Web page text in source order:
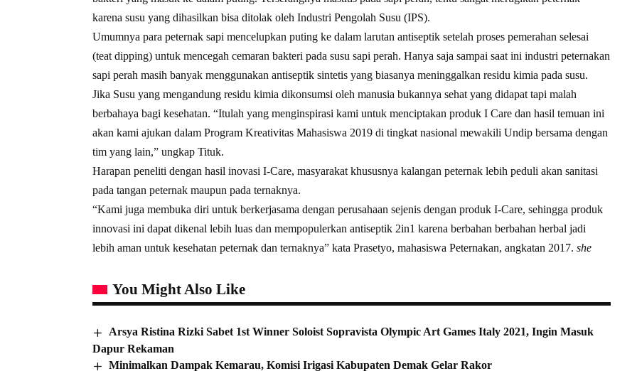
karena susu yang dihasilkan bisa ditolak oleh Industri Pengolah Susu (IPS).
Umumnya para peternak sapi mencelupkan puting ke dalam larutan antiseptik setelah proses pemerahan selesai
(teat dipping) untuk mencegah cemaran bakteri pada susu sapi perah. Hanya saja sampai saat ini industri peternakan
sapi perah masih banyak menggunakan antiseptik sintetis yang biasanya meninggalkan residu kimia pada susu.
Jika Susu yang mengandung residu kimia dikonsumsi oleh manusia bukannya sehat yang didapat tapi malah
berbahaya bagi kesehatan. “Itulah yang menginspirasi kami untuk menciptakan produk I Care dan hasil temuan ini
akan kami ajukan dalam Program Kreativitas Mahasiswa 2019 di tingkat nasional mewakili Undip bersama dengan
tim yang lain,” ungkap Tituk.
Harapan peneliti dengan hasil inovasi I-Care, masyarakat khususnya kalangan peternak lebih peduli akan sanitasi
pada tangan peternak maupun pada ternaknya.
“Kami juga membuka diri untuk berkerjasama dengan perusahaan sejenis dengan produk I-Care, sehingga produk
innovasi ini dapat dikenal lebih luas dan mempopulerkan antiseptik 2in1 karena berbahan berbahan herbal jadi
lebih aman untuk kesehatan peternak dan ternaknya” kata Prasetyo, mahasiswa Peternakan, angkatan 2017. she
You Might Also Like
Arsya Ristina Rizki Sabet 1st Winner Soloist Sopravista Olympic Art Games Italy 2021, Ingin Masuk
Dapur Rekaman
Minimalkan Dampak Kemarau, Komisi Irigasi Kabupaten Demak Gelar Rakor